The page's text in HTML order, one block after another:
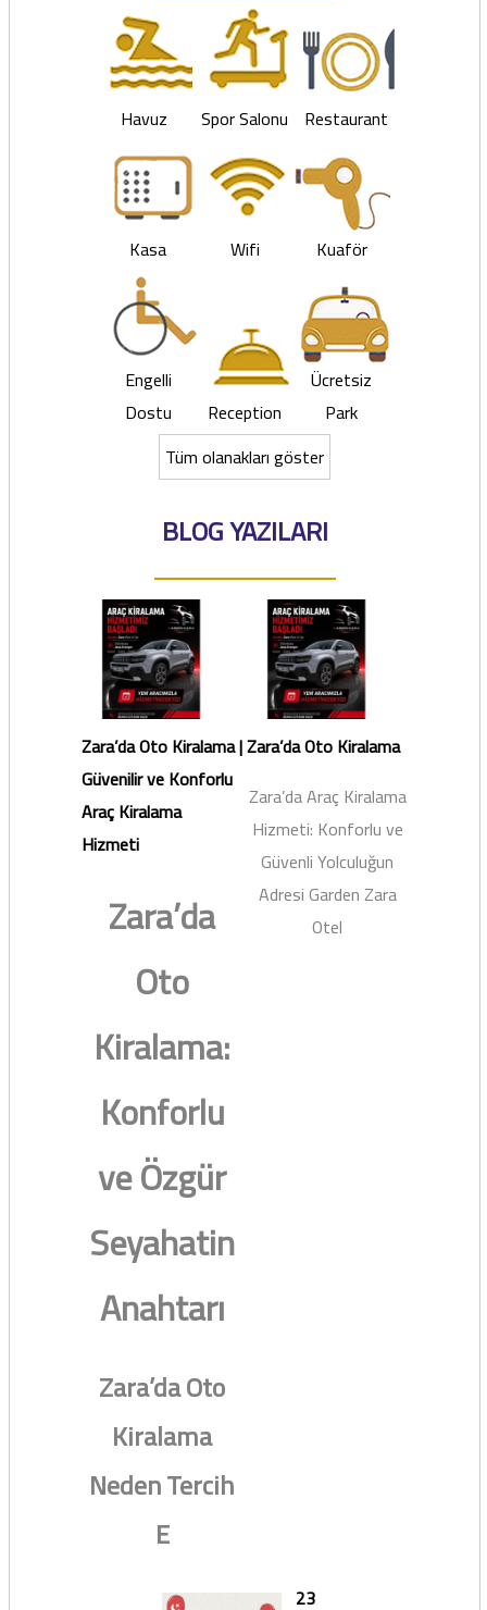
Havuz Spor Salonu Restaurant
Kasa Wifi Kuaför
Engelli
Dostu
Reception
Ücretsiz
Park
Tüm olanakları göster
BLOG YAZILARI
Zara’da Oto Kiralama |
Güvenilir ve Konforlu
Araç Kiralama
Hizmeti
Zara’da
Oto
Kiralama:
Konforlu
ve Özgür
Seyahatin
Anahtarı
Zara’da Oto
Kiralama
Neden Tercih
E
Zara’da Oto Kiralama
Zara’da Araç Kiralama
Hizmeti: Konforlu ve
Güvenli Yolculuğun
Adresi Garden Zara
Otel
23